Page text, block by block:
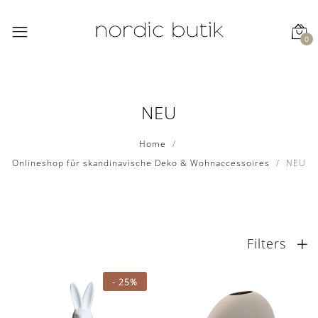
0
NEU
Home
Onlineshop für skandinavische Deko & Wohnaccessoires
NEU
Filters
- 25%